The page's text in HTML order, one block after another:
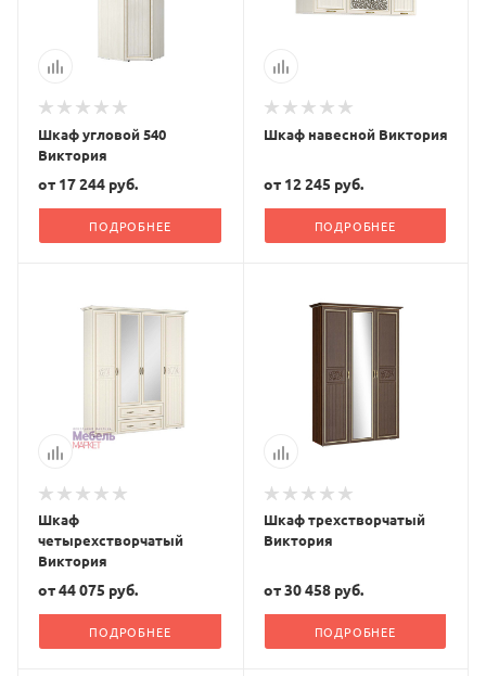
Шкаф угловой 540
Виктория
от 17 244 руб.
ПОДРОБНЕЕ
Шкаф навесной Виктория
от 12 245 руб.
ПОДРОБНЕЕ
Шкаф
четырехстворчатый
Виктория
от44 075 руб.
ПОДРОБНЕЕ
Шкаф трехстворчатый
Виктория
от30 458 руб.
ПОДРОБНЕЕ